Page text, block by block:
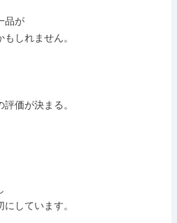
品が
しれません。
評価が決まる。
しています。